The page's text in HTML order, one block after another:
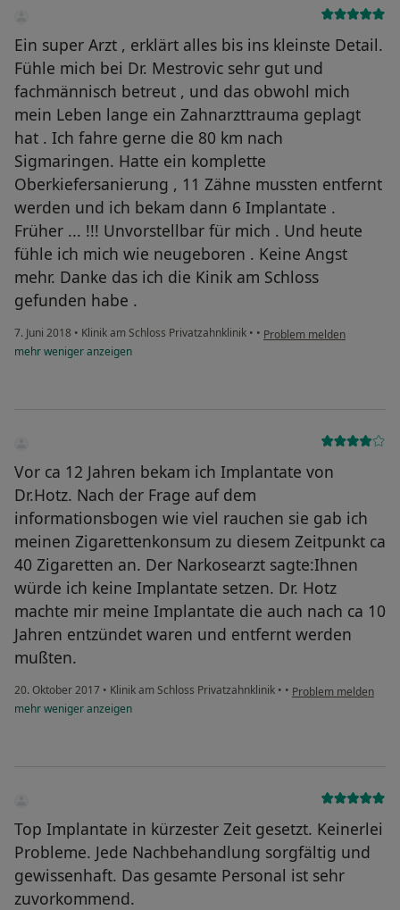
Ein super Arzt , erklärt alles bis ins kleinste Detail.
Fühle mich bei Dr. Mestrovic sehr gut und
fachmännisch betreut , und das obwohl mich
mein Leben lange ein Zahnarzttrauma geplagt
hat . Ich fahre gerne die 80 km nach
Sigmaringen. Hatte ein komplette
Oberkiefersanierung , 11 Zähne mussten entfernt
werden und ich bekam dann 6 Implantate .
Früher ... !!! Unvorstellbar für mich . Und heute
fühle ich mich wie neugeboren . Keine Angst
mehr. Danke das ich die Kinik am Schloss
gefunden habe .
7. Juni 2018 • Klinik am Schloss Privatzahnklinik • • Problem melden
mehrwenigeranzeigen
Vor ca 12 Jahren bekam ich Implantate von
Dr.Hotz. Nach der Frage auf dem
informationsbogen wie viel rauchen sie gab ich
meinen Zigarettenkonsum zu diesem Zeitpunkt ca
40 Zigaretten an. Der Narkosearzt sagte:Ihnen
würde ich keine Implantate setzen. Dr. Hotz
machte mir meine Implantate die auch nach ca 10
Jahren entzündet waren und entfernt werden
mußten.
20. Oktober 2017 • Klinik am Schloss Privatzahnklinik • • Problem melden
mehrwenigeranzeigen
Top Implantate in kürzester Zeit gesetzt. Keinerlei
Probleme. Jede Nachbehandlung sorgfältig und
gewissenhaft. Das gesamte Personal ist sehr
zuvorkommend.